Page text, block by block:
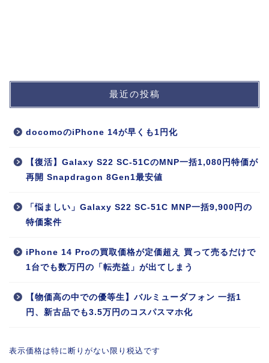
最近の投稿
docomoのiPhone 14が早くも1円化
【復活】Galaxy S22 SC-51CのMNP一括1,080円特価が
再開 Snapdragon 8Gen1最安値
「悩ましい」Galaxy S22 SC-51C MNP一括9,900円の
特価案件
iPhone 14 Proの買取価格が定価超え 買って売るだけで
1台でも数万円の「転売益」が出てしまう
【物価高の中での優等生】バルミューダフォン 一括1
円、新古品でも3.5万円のコスパスマホ化
表示価格は特に断りがない限り税込です